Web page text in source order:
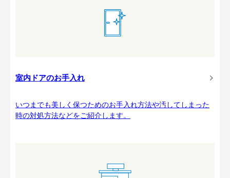
室内ドアのお手入れ
いつまでも美しく保つためのお手入れ方法や汚してしまった
時の対処方法などをご紹介します。